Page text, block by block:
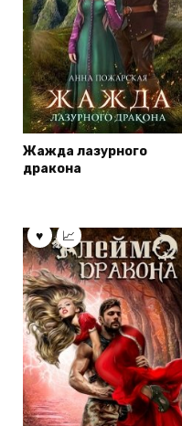
Жажда лазурного
дракона